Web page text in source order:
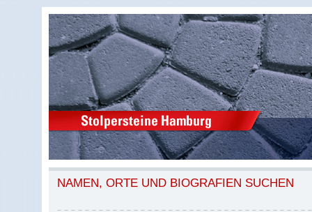
NAMEN, ORTE UND BIOGRAFIEN SUCHEN